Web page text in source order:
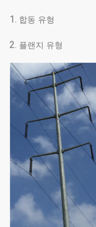
1. 합동 유형
2. 플랜지 유형